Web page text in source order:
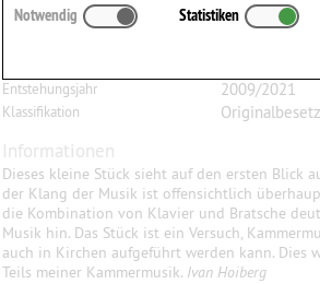
Introduction og Siciliano, für
Entstehungsjahr 2009/2021
Klassifikation
Informationen
Dieses kleine Stück sieht auf den ersten Blick
der Klang der Musik ist offensichtlich
die Kombination von Klavier und Bratsche
Musik hin. Das Stück ist ein Versuch,
auch in Kirchen aufgeführt werden kann. Dies
Teils meiner Kammermusik. Ivan Hoiberg
Notwendig Statistiken